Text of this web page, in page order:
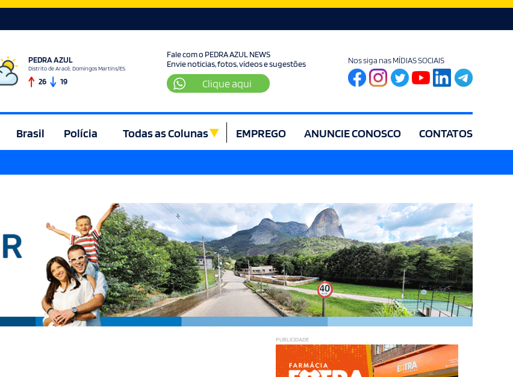
PEDRA AZUL
Distrito de Aracê, Domingos Martins/ES
26 19
Fale com o PEDRA AZUL NEWS
Envie noticias, fotos, vídeos e sugestões
Clique aqui
Nos siga nas MÍDIAS SOCIAIS
Brasil Polícia Todas as Colunas EMPREGO ANUNCIE CONOSCO CONTATOS
PUBLICIDADE